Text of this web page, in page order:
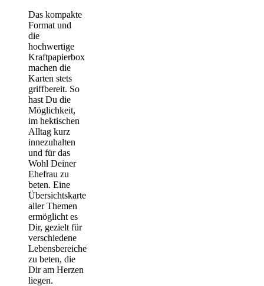
Das kompakte
Format und
die
hochwertige
Kraftpapierbox
machen die
Karten stets
griffbereit. So
hast Du die
Möglichkeit,
im hektischen
Alltag kurz
innezuhalten
und für das
Wohl Deiner
Ehefrau zu
beten. Eine
Übersichtskarte
aller Themen
ermöglicht es
Dir, gezielt für
verschiedene
Lebensbereiche
zu beten, die
Dir am Herzen
liegen.